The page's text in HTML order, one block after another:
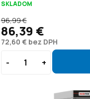
SKLADOM
72,60 € bez DPH
96,99 €
86,39 €